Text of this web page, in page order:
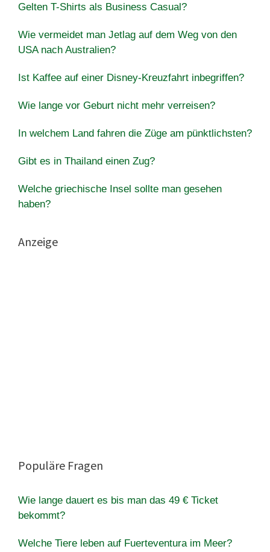
Gelten T-Shirts als Business Casual?
Wie vermeidet man Jetlag auf dem Weg von den
USA nach Australien?
Ist Kaffee auf einer Disney-Kreuzfahrt inbegriffen?
Wie lange vor Geburt nicht mehr verreisen?
In welchem Land fahren die Züge am pünktlichsten?
Gibt es in Thailand einen Zug?
Welche griechische Insel sollte man gesehen
haben?
Anzeige
Populäre Fragen
Wie lange dauert es bis man das 49 € Ticket
bekommt?
Welche Tiere leben auf Fuerteventura im Meer?